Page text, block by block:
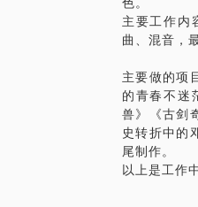
主要工作内
曲、混音，
主要做的项
的青春不迷
兽》《古剑
史转折中的
尾制作。
以上是工作